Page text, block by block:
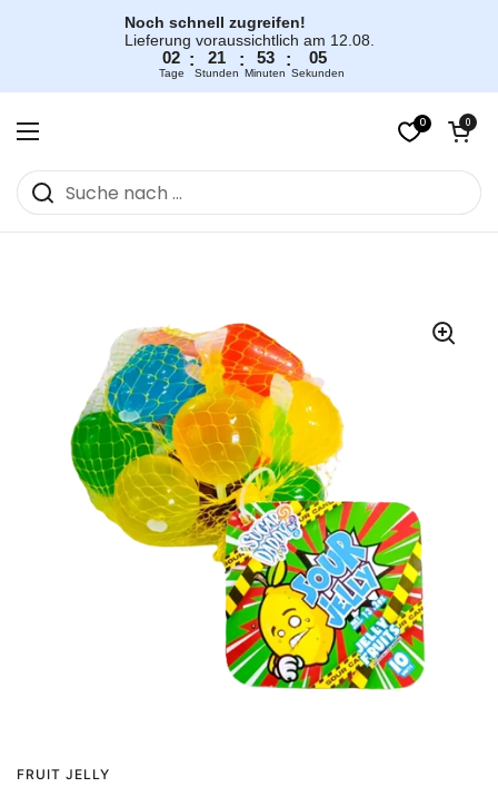
Noch schnell zugreifen!
Lieferung voraussichtlich am 12.08.
02
Tage
: 21
Stunden
: 53
Minuten
: 05
Sekunden
Menü öffnen
0Warenkorb
0
FRUIT JELLY